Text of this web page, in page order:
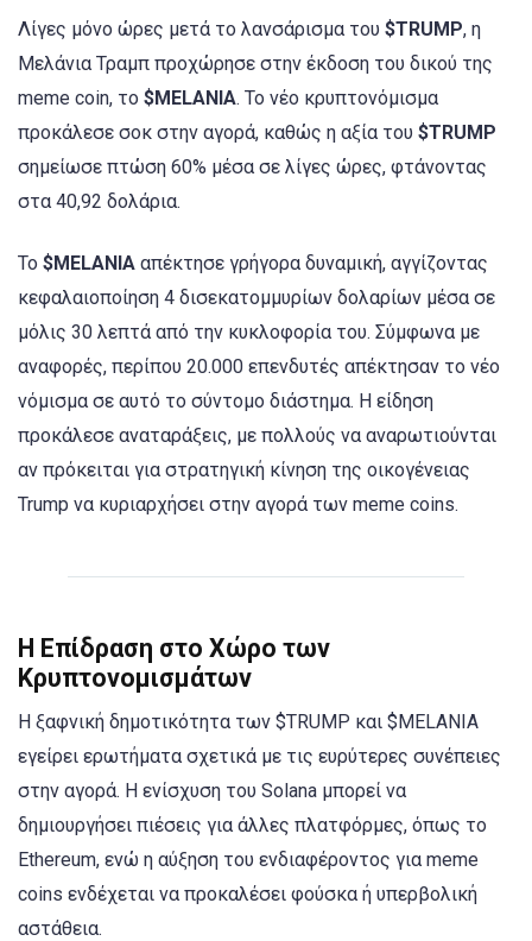
Λίγες μόνο ώρες μετά το λανσάρισμα του $TRUMP, η
Μελάνια Τραμπ προχώρησε στην έκδοση του δικού της
meme coin, το $MELANIA. Το νέο κρυπτονόμισμα
προκάλεσε σοκ στην αγορά, καθώς η αξία του $TRUMP
σημείωσε πτώση 60% μέσα σε λίγες ώρες, φτάνοντας
στα 40,92 δολάρια.
Το $MELANIA απέκτησε γρήγορα δυναμική, αγγίζοντας
κεφαλαιοποίηση 4 δισεκατομμυρίων δολαρίων μέσα σε
μόλις 30 λεπτά από την κυκλοφορία του. Σύμφωνα με
αναφορές, περίπου 20.000 επενδυτές απέκτησαν το νέο
νόμισμα σε αυτό το σύντομο διάστημα. Η είδηση
προκάλεσε αναταράξεις, με πολλούς να αναρωτιούνται
αν πρόκειται για στρατηγική κίνηση της οικογένειας
Trump να κυριαρχήσει στην αγορά των meme coins.
Η Επίδραση στο Χώρο των
Κρυπτονομισμάτων
Η ξαφνική δημοτικότητα των $TRUMP και $MELANIA
εγείρει ερωτήματα σχετικά με τις ευρύτερες συνέπειες
στην αγορά. Η ενίσχυση του Solana μπορεί να
δημιουργήσει πιέσεις για άλλες πλατφόρμες, όπως το
Ethereum, ενώ η αύξηση του ενδιαφέροντος για meme
coins ενδέχεται να προκαλέσει φούσκα ή υπερβολική
αστάθεια.